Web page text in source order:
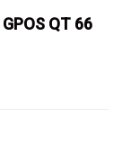
GPOS QT 66